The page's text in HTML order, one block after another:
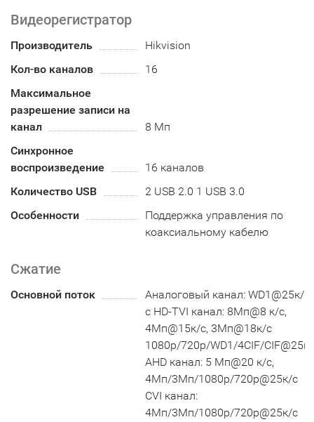
Видеорегистратор
Производитель
Hikvision
Кол-во каналов
16
Максимальное
разрешение записи на
канал
8 Мп
Синхронное
воспроизведение
16 каналов
Количество USB
2 USB 2.0 1 USB 3.0
Особенности
Поддержка управления по
коаксиальному кабелю
Сжатие
Основной поток
Аналоговый канал: WD1@25к/
с HD-TVI канал: 8Мп@8 к/с,
4Мп@15к/c, 3Мп@18к/c
1080p/720p/WD1/4CIF/
AHD канал: 5 Мп@20 к/с,
4Мп/3Мп/1080p/720p@25к/с
CVI канал:
4Мп/3Мп/1080p/720p@25к/с